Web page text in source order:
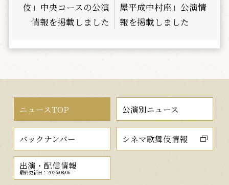
伎」中央コースの公演
情報を掲載しました
屋平成中村座」公演情
報を掲載しました
ニュースTOP 公演別ニュース
バックナンバー シネマ歌舞伎情報
出演・配信情報
最終更新日：2026/08/06